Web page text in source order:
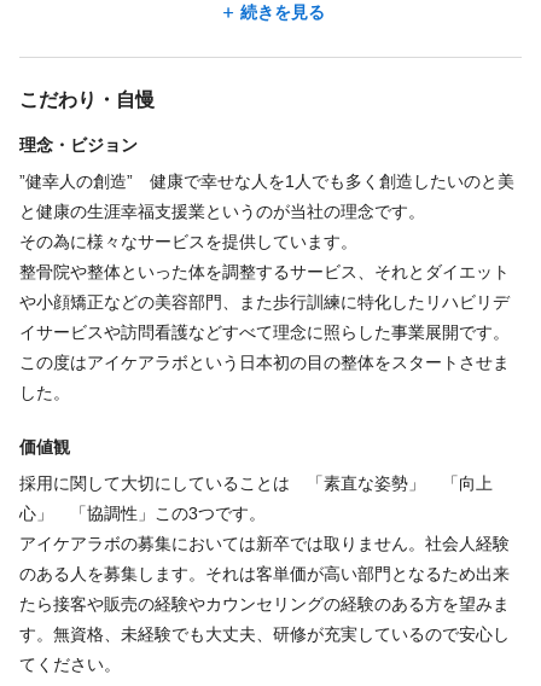
した。またスポーツ界においても視力が向上することでパフォー
る施術です。
続きを見る
こだわり・自慢
理念・ビジョン
”健幸人の創造” 健康で幸せな人を1人でも多く創造したいのと美
と健康の生涯幸福支援業というのが当社の理念です。
その為に様々なサービスを提供しています。
整骨院や整体といった体を調整するサービス、それとダイエット
や小顔矯正などの美容部門、また歩行訓練に特化したリハビリデ
イサービスや訪問看護などすべて理念に照らした事業展開です。
この度はアイケアラボという日本初の目の整体をスタートさせま
した。
価値観
採用に関して大切にしていることは 「素直な姿勢」 「向上
心」 「協調性」この3つです。
アイケアラボの募集においては新卒では取りません。社会人経験
のある人を募集します。それは客単価が高い部門となるため出来
たら接客や販売の経験やカウンセリングの経験のある方を望みま
す。無資格、未経験でも大丈夫、研修が充実しているので安心し
てください。